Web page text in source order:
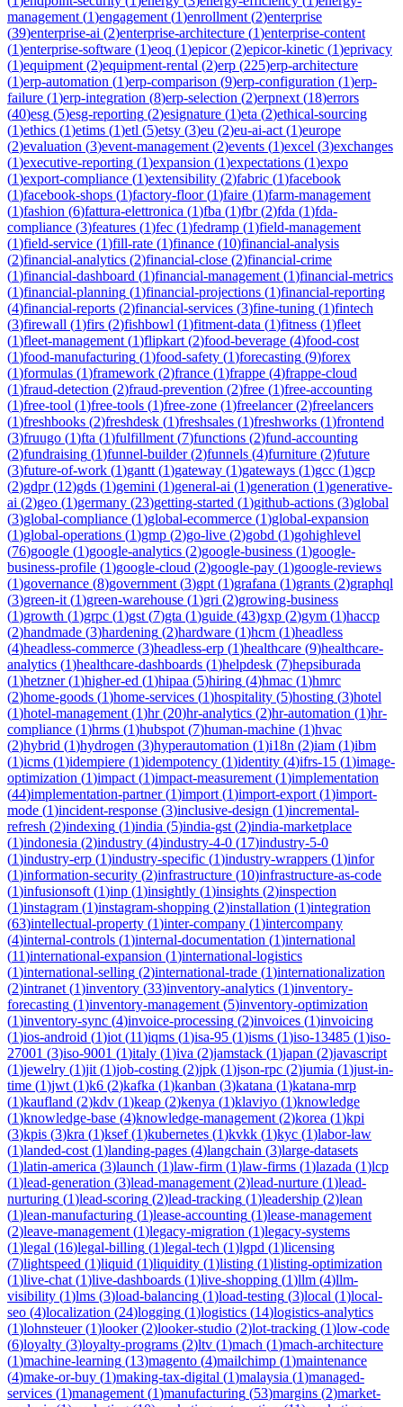
management (1)engagement (1)enrollment (2)enterprise
(39)enterprise-ai (2)enterprise-architecture (1)enterprise-content
(1)enterprise-software (1)eoq (1)epicor(2)epicor-kinetic (1)eprivacy
(1)equipment (2)equipment-rental (2)erp (225)erp-architecture
(1)erp-automation (1)erp-comparison (9)erp-configuration (1)erp-
failure (1)erp-integration (8)erp-selection (2)erpnext (18)errors
(40)esg (5)esg-reporting (2)esignature (1)eta (2)ethical-sourcing
(1)ethics (1)etims (1)etl (5)etsy (3)eu (2)eu-ai-act (1)europe
(2)evaluation (3)event-management (2)events (1)excel (3)exchanges
(1)executive-reporting (1)expansion (1)expectations (1)expo
(1)export-compliance (1)extensibility (2)fabric (1)facebook
(1)facebook-shops (1)factory-floor(1)faire (1)farm-management
(1)fashion (6)fattura-elettronica (1)fba (1)fbr(2)fda (1)fda-
compliance (3)features (1)fec (1)fedramp (1)field-management
(1)field-service (1)fill-rate (1)finance (10)financial-analysis
(2)financial-analytics (2)financial-close (2)financial-crime
(1)financial-dashboard (1)financial-management (1)financial-metrics
(1)financial-planning (1)financial-projections (1)financial-reporting
(4)financial-reports (2)financial-services (3)fine-tuning (1)fintech
(3)firewall (1)firs (2)fishbowl (1)fitment-data (1)fitness (1)fleet
(1)fleet-management (1)flipkart (2)food-beverage (4)food-cost
(1)food-manufacturing (1)food-safety (1)forecasting (9)forex
(1)formulas (1)framework (2)france (1)frappe (4)frappe-cloud
(1)fraud-detection (2)fraud-prevention (2)free (1)free-accounting
(1)free-tool (1)free-tools (1)free-zone (1)freelancer(2)freelancers
(1)freshbooks (2)freshdesk (1)freshsales (1)freshworks (1)frontend
(3)fruugo (1)fta (1)fulfillment (7)functions (2)fund-accounting
(2)fundraising (1)funnel-builder(2)funnels (4)furniture (2)future
(3)future-of-work (1)gantt (1)gateway (1)gateways (1)gcc (1)gcp
(2)gdpr(12)gds (1)gemini (1)general-ai (1)generation (1)generative-
ai (2)geo (1)germany (23)getting-started (1)github-actions (3)global
(3)global-compliance (1)global-ecommerce (1)global-expansion
(1)global-operations (1)gmp (2)go-live (2)gobd (1)gohighlevel
(76)google (1)google-analytics (2)google-business (1)google-
business-profile (1)google-cloud (2)google-pay (1)google-reviews
(1)governance (8)government (3)gpt (1)grafana (1)grants (2)graphql
(3)green-it (1)green-warehouse (1)gri (2)growing-business
(1)growth (1)grpc (1)gst (7)gta (1)guide (43)gxp (2)gym (1)haccp
(2)handmade (3)hardening (2)hardware (1)hcm (1)headless
(4)headless-commerce (3)headless-erp (1)healthcare (9)healthcare-
analytics (1)healthcare-dashboards (1)helpdesk (7)hepsiburada
(1)hetzner(1)higher-ed (1)hipaa (5)hiring (4)hmac (1)hmrc
(2)home-goods (1)home-services (1)hospitality (5)hosting (3)hotel
(1)hotel-management (1)hr(20)hr-analytics (2)hr-automation (1)hr-
compliance (1)hrms (1)hubspot (7)human-machine (1)hvac
(2)hybrid (1)hydrogen (3)hyperautomation (1)i18n (2)iam (1)ibm
(1)icms (1)idempiere (1)idempotency (1)identity (4)ifrs-15 (1)image-
optimization (1)impact (1)impact-measurement (1)implementation
(44)implementation-partner(1)import (1)import-export (1)import-
mode (1)incident-response (3)inclusive-design (1)incremental-
refresh (2)indexing (1)india (5)india-gst (2)india-marketplace
(1)indonesia (2)industry (4)industry-4-0 (17)industry-5-0
(1)industry-erp (1)industry-specific (1)industry-wrappers (1)infor
(1)information-security (2)infrastructure (10)infrastructure-as-code
(1)infusionsoft (1)inp (1)insightly (1)insights (2)inspection
(1)instagram (1)instagram-shopping (2)installation (1)integration
(63)intellectual-property (1)inter-company (1)intercompany
(4)internal-controls (1)internal-documentation (1)international
(11)international-expansion (1)international-logistics
(1)international-selling (2)international-trade (1)internationalization
(2)intranet (1)inventory (33)inventory-analytics (1)inventory-
forecasting (1)inventory-management (5)inventory-optimization
(1)inventory-sync (4)invoice-processing (2)invoices (1)invoicing
(1)ios-android (1)iot (11)iqms (1)isa-95 (1)isms (1)iso-13485 (1)iso-
27001 (3)iso-9001 (1)italy (1)iva (2)jamstack (1)japan (2)javascript
(1)jewelry (1)jit (1)job-costing (2)jpk (1)json-rpc (2)jumia (1)just-in-
time (1)jwt (1)k6 (2)kafka (1)kanban (3)katana (1)katana-mrp
(1)kaufland (2)kdv (1)keap (2)kenya (1)klaviyo (1)knowledge
(1)knowledge-base (4)knowledge-management (2)korea (1)kpi
(3)kpis (3)kra (1)ksef(1)kubernetes (1)kvkk (1)kyc (1)labor-law
(1)landed-cost (1)landing-pages (4)langchain (3)large-datasets
(1)latin-america (3)launch (1)law-firm (1)law-firms (1)lazada (1)lcp
(1)lead-generation (3)lead-management (2)lead-nurture (1)lead-
nurturing (1)lead-scoring (2)lead-tracking (1)leadership (2)lean
(1)lean-manufacturing (1)lease-accounting (1)lease-management
(2)leave-management (1)legacy-migration (1)legacy-systems
(1)legal (16)legal-billing (1)legal-tech (1)lgpd (1)licensing
(7)lightspeed (1)liquid (1)liquidity (1)listing (1)listing-optimization
(1)live-chat (1)live-dashboards (1)live-shopping (1)llm (4)llm-
visibility (1)lms (3)load-balancing (1)load-testing (3)local (1)local-
seo (4)localization (24)logging (1)logistics (14)logistics-analytics
(1)lohnsteuer(1)looker(2)looker-studio (2)lot-tracking (1)low-code
(6)loyalty (3)loyalty-programs (2)ltv (1)mach (1)mach-architecture
(1)machine-learning (13)magento (4)mailchimp (1)maintenance
(4)make-or-buy (1)making-tax-digital (1)malaysia (1)managed-
services (1)management (1)manufacturing (53)margins (2)market-